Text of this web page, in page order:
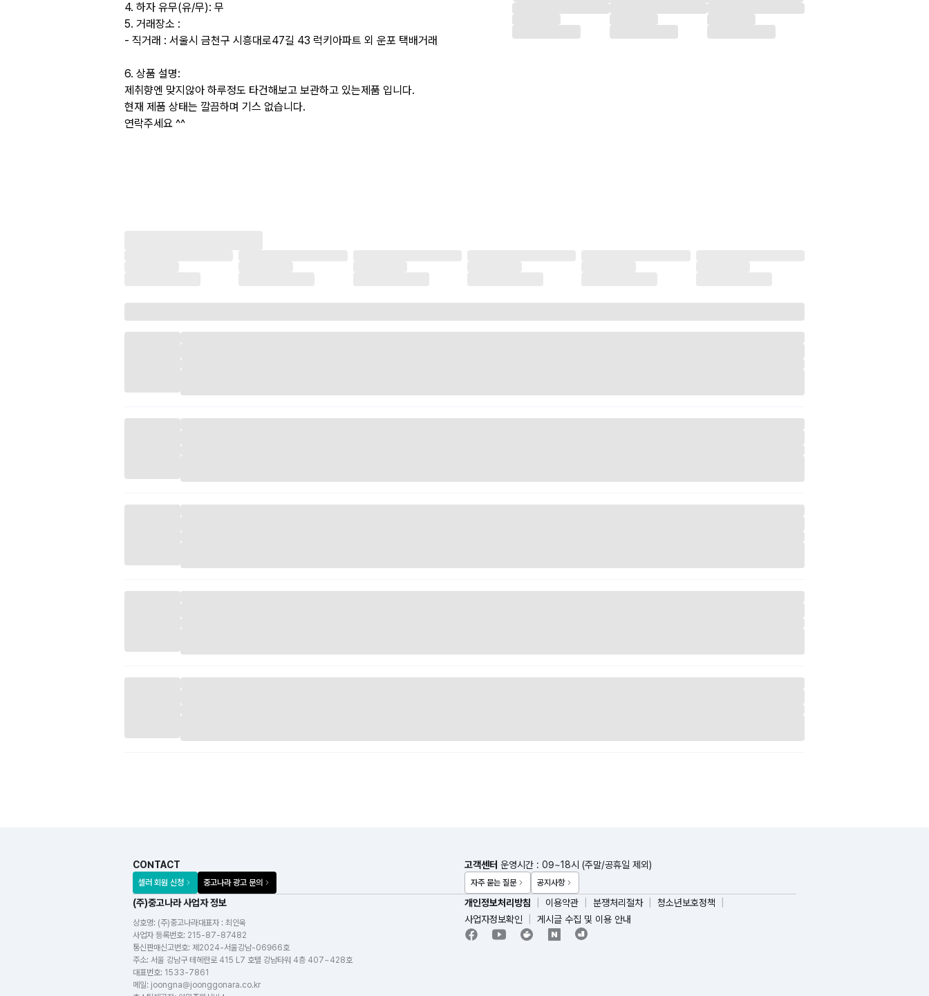
4. 하자 유무(유/무): 무
5. 거래장소 :
- 직거래 : 서울시 금천구 시흥대로47길 43 럭키아파트 외 운포 택배거래
6. 상품 설명:
제취향엔 맞지않아 하루정도 타건해보고 보관하고 있는제품 입니다.
현재 제품 상태는 깔끔하며 기스 없습니다.
연락주세요 ^^
CONTACT
셀러 회원 신청 중고나라 광고 문의
(주)중고나라 사업자 정보
상호명: (주)중고나라대표자 : 최인욱
사업자 등록번호: 215-87-87482
통신판매신고번호: 제2024-서울강남-06966호
주소: 서울 강남구 테헤란로 415 L7 호텔 강남타워 4층 407~428호
대표번호: 1533-7861
메일: joongna@joonggonara.co.kr
고객센터 운영시간 : 09~18시 (주말/공휴일 제외)
자주 묻는 질문 공지사항
개인정보처리방침 이용약관 분쟁처리절차
청소년보호정책
사업자정보확인
게시글 수집 및 이용 안내